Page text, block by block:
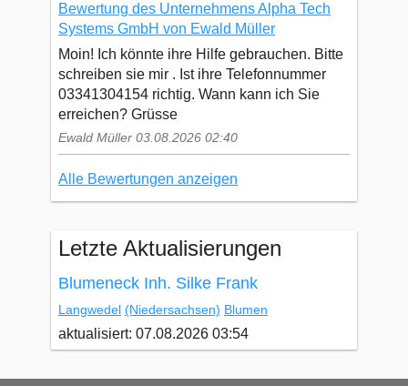
Bewertung des Unternehmens Alpha Tech
Systems GmbH von Ewald Müller
Moin! Ich könnte ihre Hilfe gebrauchen. Bitte
schreiben sie mir . Ist ihre Telefonnummer
03341304154 richtig. Wann kann ich Sie
erreichen? Grüsse
Ewald Müller 03.08.2026 02:40
Alle Bewertungen anzeigen
Letzte Aktualisierungen
Blumeneck Inh. Silke Frank
Langwedel (Niedersachsen) Blumen
aktualisiert: 07.08.2026 03:54